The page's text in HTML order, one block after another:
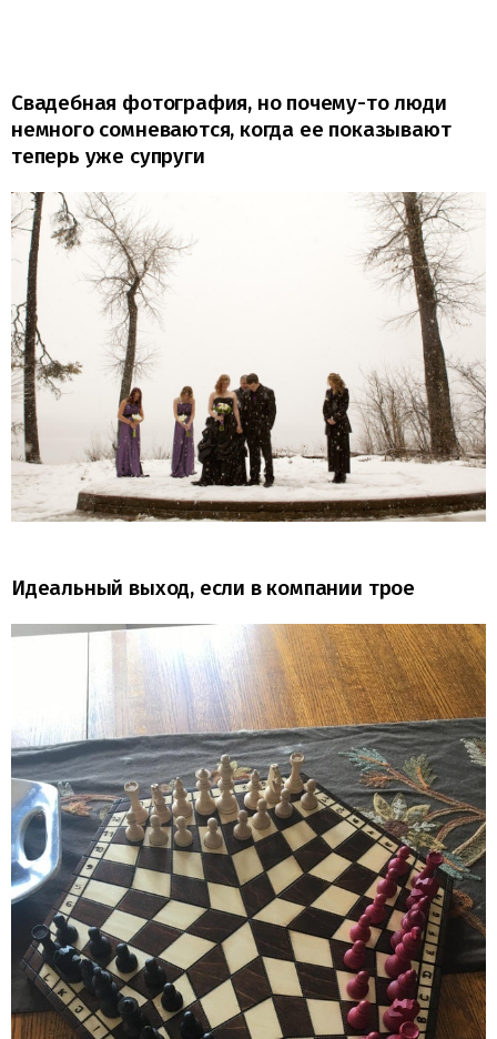
Свадебная фотография, но почему-то люди
немного сомневаются, когда ее показывают
теперь уже супруги
Идеальный выход, если в компании трое